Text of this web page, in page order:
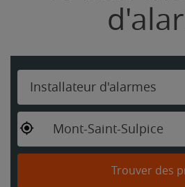
Installateur d'alarmes
Mont-Saint-Sulpice
Trouver des